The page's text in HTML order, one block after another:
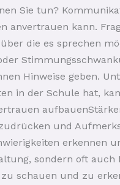
Sie tun?
anvertrauen kann.
die es sprechen
Hinweise geben.
in der Schule hat,
und
erkennen
sondern oft auch
schauen und zu